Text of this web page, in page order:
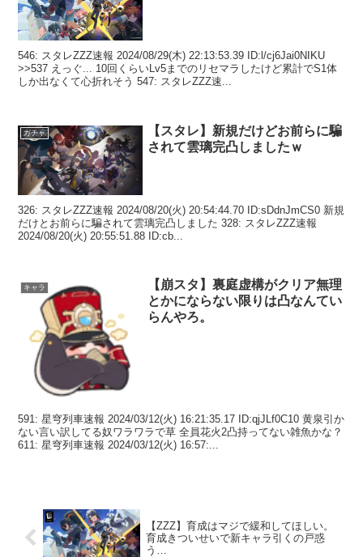
546: スタレZZZ速報 2024/08/29(木) 22:13:53.39 ID:l/cj6Jai0NIKU
>>537 えっぐ... 10回くらいLv5までのリセマラしたけど累計でS1体
しか出なくて心折れそう 547: スタレZZZ速...
ガチャ
【スタレ】新規だけどお前らに騙
されて雲璃完凸しましたｗ
326: スタレZZZ速報 2024/08/20(火) 20:54:44.70 ID:sDdnJmCS0 新規
だけとお前らに騙されて雲璃完凸しました 328: スタレZZZ速報
2024/08/20(火) 20:55:51.88 ID:cb...
キャラ
【崩スタ】裏庭虚構がクリア無理
とかにならない限りは凸なんてい
らんやろ。
591: 星穹列車速報 2024/03/12(火) 16:21:35.17 ID:qjJLf0C10 黄泉引か
ない言い訳してる奴ワラワラで草 全員花火2凸持ってない雑魚かな？
611: 星穹列車速報 2024/03/12(火) 16:57:...
【ZZZ】育成はマジで緩和してほしい。
育成きついせいで新キャラ引くの戸惑
う…